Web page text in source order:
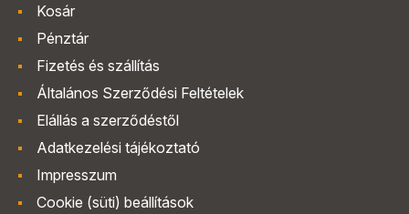
Kosár
Pénztár
Fizetés és szállítás
Általános Szerződési Feltételek
Elállás a szerződéstől
Adatkezelési tájékoztató
Impresszum
Cookie (süti) beállítások